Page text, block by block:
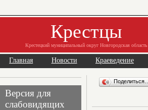
Крестцы
Крестецкий муниципальный округ Новгородская область
Главная Новости Краеведение
Версия для
слабовидящих
Поделиться…